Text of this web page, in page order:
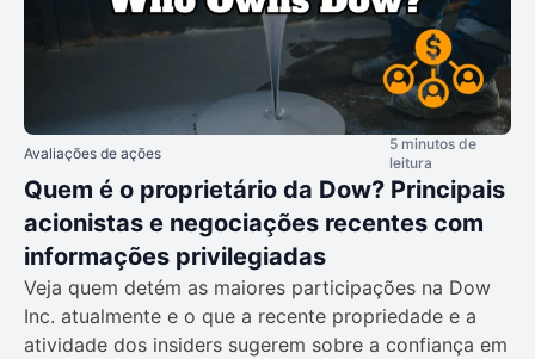
Avaliações de ações
5 minutos de
leitura
Quem é o proprietário da Dow? Principais
acionistas e negociações recentes com
informações privilegiadas
Veja quem detém as maiores participações na Dow
Inc. atualmente e o que a recente propriedade e a
atividade dos insiders sugerem sobre a confiança em